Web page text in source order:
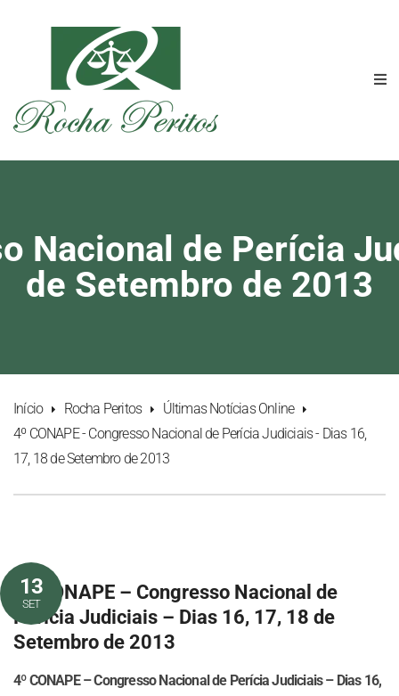
Nacional de Perícia
de Setembro de 2013
Início Rocha Peritos
Últimas Notícias Online
4º CONAPE - Congresso Nacional de Perícia Judiciais - Dias 16,
17, 18 de Setembro de 2013
13
SET
4º CONAPE – Congresso Nacional de
Perícia Judiciais – Dias 16, 17, 18 de
Setembro de 2013
4º CONAPE – Congresso Nacional de Perícia Judiciais – Dias 16,